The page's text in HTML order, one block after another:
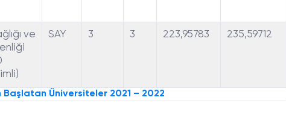
ve
SAY 3 3 223,95783 235,59712
Başlatan Üniversiteler 2021 – 2022